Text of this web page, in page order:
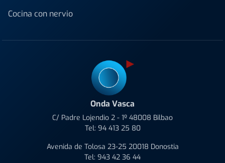
Cocina con nervio
Onda Vasca
C/ Padre Lojendio 2 - 1º 48008 Bilbao
Tel: 94 413 25 80
Avenida de Tolosa 23-25 20018 Donostia
Tel: 943 42 36 44